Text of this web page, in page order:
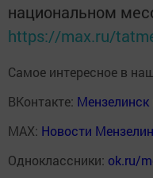
национальном
https://max.ru/
Самое интересное в
ВКонтакте:
MAX: Новости
Одноклассники: ok.ru/